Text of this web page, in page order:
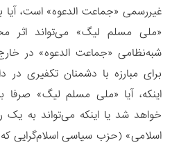
غیررسمی «جماعت الدعوه» است، آیا
«ملی مسلم لیگ» می‌تواند اثر
شبه‌نظامی «جماعت الدعوه» در
برای مبارزه با دشمنان تکفیری
اینکه، آیا «ملی مسلم لیگ»
خواهد شد یا اینکه می‌تواند به
اسلامی» (حزب سیاسی اسلام‌گرایی